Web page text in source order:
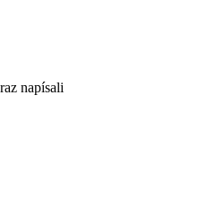
napísali